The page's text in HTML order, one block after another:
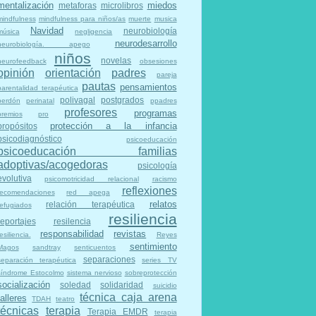
metaforas microlibros miedos
mindfulness para niños/as muerte musica
Navidad negligencia neurobiología
apego neurodesarrollo
niños novelas obsesiones
orientación padres
pareja
terapéutica
pautas pensamientos
perinatal polivagal postgrados
ppadres
pro profesores programas
protección a la infancia
psicoeducación
familias
acogedoras
psicología
psicomotricidad relacional
racismo
red apega reflexiones
relación terapéutica relatos
resilencia resiliencia
responsabilidad revistas
Reyes
sandtray senticuentos sentimiento
terapéutica separaciones
series TV
Estocolmo sistema nervioso sobreprotección
soledad solidaridad suicidio
TDAH teatro
técnica caja arena
terapia Terapia EMDR terapia